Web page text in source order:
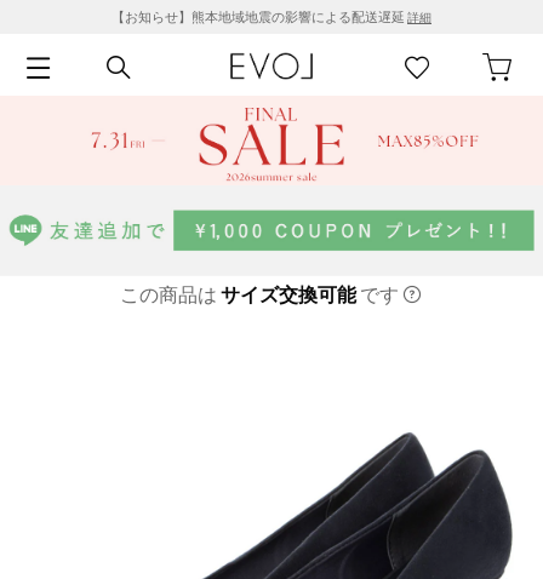
【お知らせ】熊本地域地震の影響による配送遅延 詳細
この商品は サイズ交換可能です